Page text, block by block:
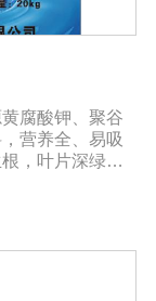
腐酸钾、聚谷
营养全、易吸
，叶片深绿，
素引起的多种
，增产幅度大
作物，瓜果蔬